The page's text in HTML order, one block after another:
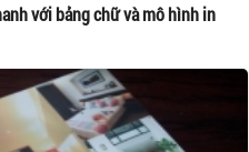
với bảng chữ và mô hình in